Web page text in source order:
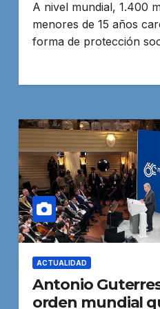
A nivel mundial, 1.400
menores de 15 años
forma de protección
ACTUALIDAD
Antonio
orden mundial